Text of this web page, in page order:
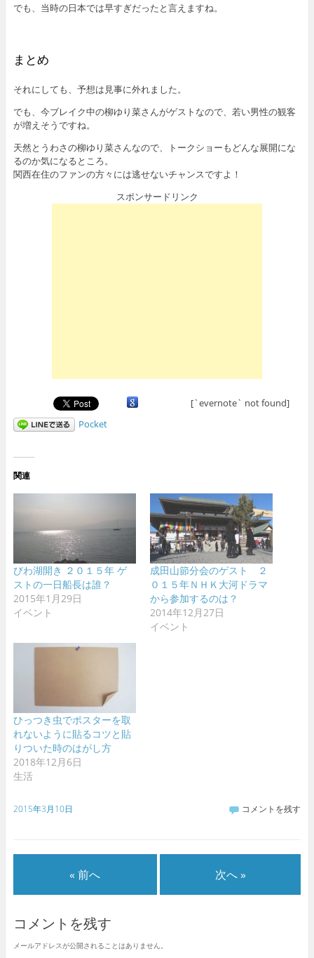
でも、当時の日本では早すぎだったと言えますね。
まとめ
それにしても、予想は見事に外れました。
でも、今ブレイク中の柳ゆり菜さんがゲストなので、若い男性の観客
が増えそうですね。
天然とうわさの柳ゆり菜さんなので、トークショーもどんな展開にな
るのか気になるところ。
関西在住のファンの方々には逃せないチャンスですよ！
スポンサードリンク
[`evernote` not found]
Pocket
関連
びわ湖開き ２０１５年 ゲ
ストの一日船長は誰？
2015年1月29日
イベント
成田山節分会のゲスト ２
０１５年ＮＨＫ大河ドラマ
から参加するのは？
2014年12月27日
イベント
ひっつき虫でポスターを取
れないように貼るコツと貼
りついた時のはがし方
2018年12月6日
生活
2015年3月10日 コメントを残す
« 前へ 次へ »
コメントを残す
メールアドレスが公開されることはありません。